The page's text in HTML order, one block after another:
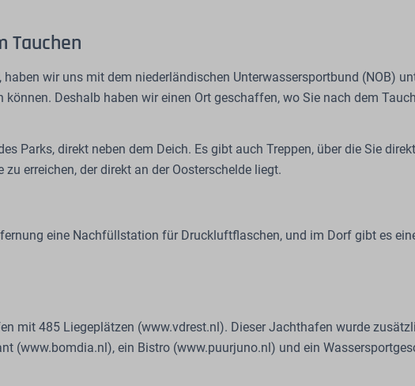
Tauchen
wir uns mit dem niederländischen Unterwassersportbund (NOB)
Deshalb haben wir einen Ort geschaffen, wo Sie nach dem
Parks, direkt neben dem Deich. Es gibt auch Treppen, über die Sie
erreichen, der direkt an der Oosterschelde liegt.
eine Nachfüllstation für Druckluftflaschen, und im Dorf gibt es
mit 485 Liegeplätzen (www.vdrest.nl). Dieser Jachthafen wurde
(www.bomdia.nl), ein Bistro (www.puurjuno.nl) und ein